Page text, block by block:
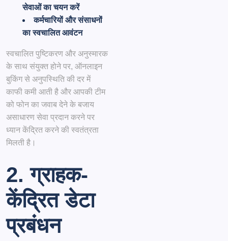
सेवाओं का चयन करें
कर्मचारियों और संसाधनों
का स्वचालित आवंटन
स्वचालित पुष्टिकरण और अनुस्मारक
के साथ संयुक्त होने पर, ऑनलाइन
बुकिंग से अनुपस्थिति की दर में
काफी कमी आती है और आपकी टीम
को फोन का जवाब देने के बजाय
असाधारण सेवा प्रदान करने पर
ध्यान केंद्रित करने की स्वतंत्रता
मिलती है।
2. ग्राहक-
केंद्रित डेटा
प्रबंधन